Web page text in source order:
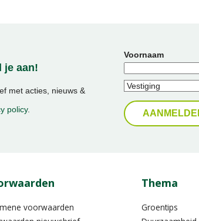
je aan!
met acties, nieuws &
policy.
Voornaam
voorwaarden
Thema
Groentips